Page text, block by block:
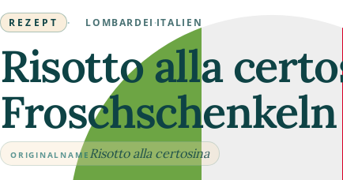
REZEPT · LOMBARDEI ·ITALIEN
Risotto alla
Froschschenkeln
ORIGINALNAME Risotto alla certosina